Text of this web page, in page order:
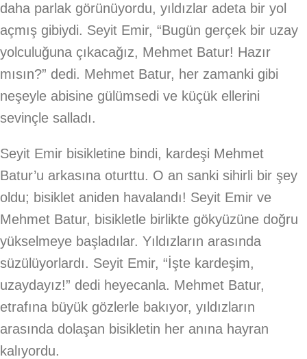
daha parlak görünüyordu, yıldızlar adeta bir yol
açmış gibiydi. Seyit Emir, “Bugün gerçek bir uzay
yolculuğuna çıkacağız, Mehmet Batur! Hazır
mısın?” dedi. Mehmet Batur, her zamanki gibi
neşeyle abisine gülümsedi ve küçük ellerini
sevinçle salladı.
Seyit Emir bisikletine bindi, kardeşi Mehmet
Batur’u arkasına oturttu. O an sanki sihirli bir şey
oldu; bisiklet aniden havalandı! Seyit Emir ve
Mehmet Batur, bisikletle birlikte gökyüzüne doğru
yükselmeye başladılar. Yıldızların arasında
süzülüyorlardı. Seyit Emir, “İşte kardeşim,
uzaydayız!” dedi heyecanla. Mehmet Batur,
etrafına büyük gözlerle bakıyor, yıldızların
arasında dolaşan bisikletin her anına hayran
kalıyordu.